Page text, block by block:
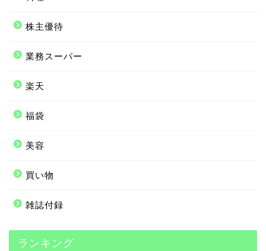
株主優待
業務スーパー
楽天
福袋
美容
買い物
雑誌付録
ランキング